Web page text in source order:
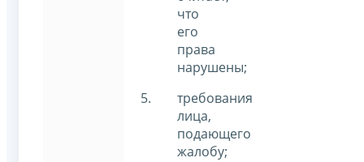
что
его
права
нарушены;
требования
лица,
подающего
жалобу;